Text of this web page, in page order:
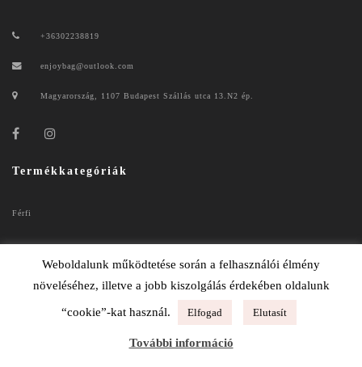
+36302238819
enjoybag@outlook.com
Magyarország, 1107 Budapest Szállás utca 13.N2 ép.
Termékkategóriák
Férfi
ADATKEZELÉSI TÁJÉKOZTATÓ
Weboldalunk működtetése során a felhasználói élmény
növeléséhez, illetve a jobb kiszolgálás érdekében oldalunk
“cookie”-kat használ. Elfogad Elutasít
További információ